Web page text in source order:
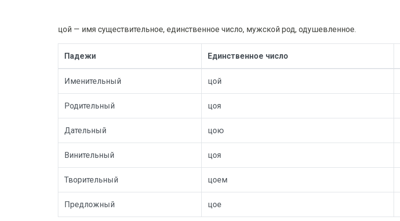
цой — имя существительное, единственное число, мужской род, одушевленное.
Падежи Единственное число
Именительный цой
Родительный цоя
Дательный цою
Винительный цоя
Творительный цоем
Предложный цое